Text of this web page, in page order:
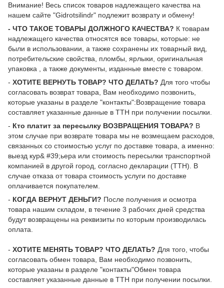
Внимание! Весь список товаров надлежащего качества на
нашем сайте "Gidrotsilindr" подлежит возврату и обмену!
- ЧТО ТАКОЕ ТОВАРЫ ДОЛЖНОГО КАЧЕСТВА? К товарам
надлежащего качества относятся все товары, которые: не
были в использовании, а также сохранены их товарный вид,
потребительские свойства, пломбы, ярлыки, оригинальная
упаковка , а также документы, изданные вместе с товаром.
- ХОТИТЕ ВЕРНУТЬ ТОВАР? ЧТО ДЕЛАТЬ? Для того чтобы
согласовать возврат товара, Вам необходимо позвонить,
которые указаны в разделе "контакты":Возвращение товара
составляет указанные данные в ТТН при получении посылки.
- Кто платит за пересылку ВОЗВРАЩЕНИЯ ТОВАРА? В
этом случае при возврате товара мы не возмещаем расходов,
связанных со стоимостью услуг по доставке товара, а именно:
выезд кур& #39;ьера или стоимость пересылки транспортной
компанией в другой город, согласно декларации (ТТН). В
случае отказа от товара стоимость услуги по доставке
оплачивается покупателем.
- КОГДА ВЕРНУТ ДЕНЬГИ? После получения и осмотра
товара нашим складом, в течение 3 рабочих дней средства
будут возвращены на реквизиты по которым производилась
оплата.
- ХОТИТЕ МЕНЯТЬ ТОВАР? ЧТО ДЕЛАТЬ? Для того, чтобы
согласовать обмен товара, Вам необходимо позвонить,
которые указаны в разделе "контакты"Обмен товара
составляет указанные данные в ТТН при получении посылки.